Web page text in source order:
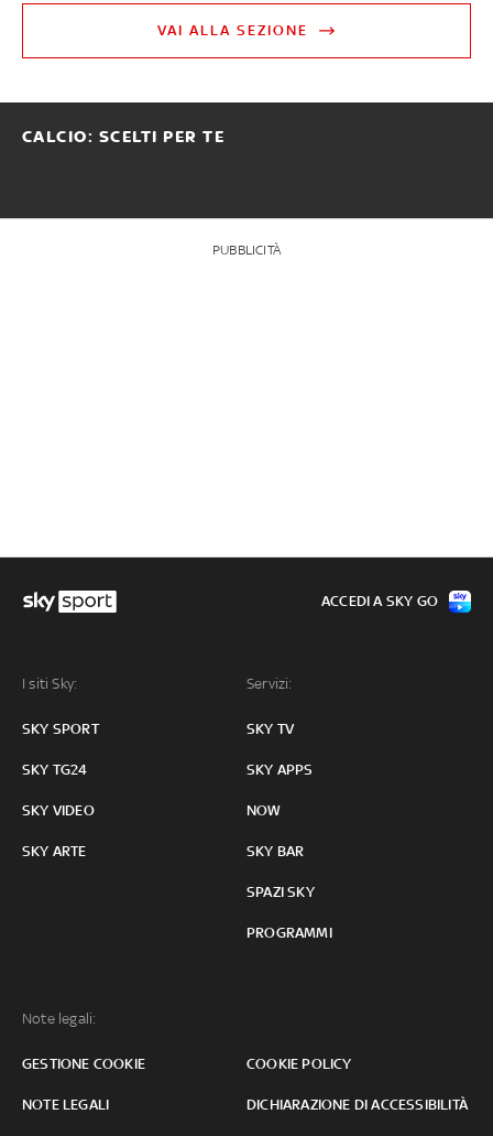
VAI ALLA SEZIONE
CALCIO: SCELTI PER TE
PUBBLICITÀ
I siti Sky:
SKY SPORT
SKY TG24
SKY VIDEO
SKY ARTE
Servizi:
SKY TV
SKY APPS
NOW
SKY BAR
SPAZI SKY
PROGRAMMI
Note legali:
GESTIONE COOKIE COOKIE POLICY
NOTE LEGALI DICHIARAZIONE DI ACCESSIBILITÀ
ACCEDI A SKY GO